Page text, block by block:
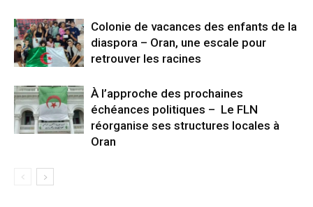
Colonie de vacances des enfants de la
diaspora – Oran, une escale pour
retrouver les racines
À l’approche des prochaines
échéances politiques – Le FLN
réorganise ses structures locales à
Oran